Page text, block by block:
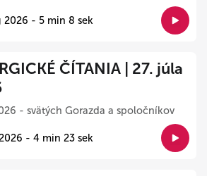
2026 - 5 min 8 sek
ČÍTANIA | 27. júla
- svätých Gorazda a spoločníkov
- 4 min 23 sek